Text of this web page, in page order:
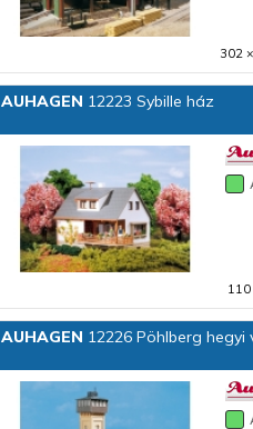
302
AUHAGEN 12223 Sybille ház
AUHAGEN 12226 Pöhlberg hegyi